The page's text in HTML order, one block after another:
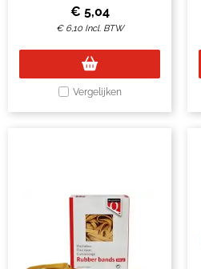
€ 5,04
€ 6,10 Incl. BTW
Vergelijken